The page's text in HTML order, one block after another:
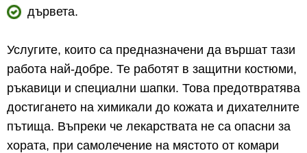
дървета.
Услугите, които са предназначени да вършат тази
работа най-добре. Те работят в защитни костюми,
ръкавици и специални шапки. Това предотвратява
достигането на химикали до кожата и дихателните
пътища. Въпреки че лекарствата не са опасни за
хората, при самолечение на мястото от комари